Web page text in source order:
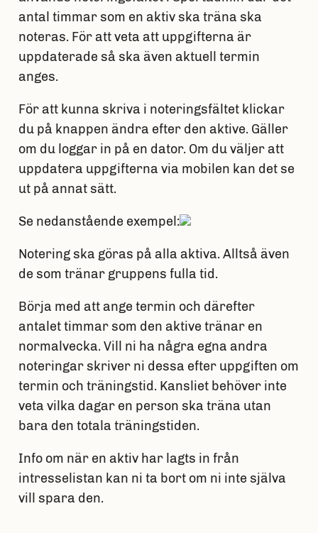
antal timmar som en aktiv ska träna ska
noteras. För att veta att uppgifterna är
uppdaterade så ska även aktuell termin
anges.
För att kunna skriva i noteringsfältet klickar
du på knappen ändra efter den aktive. Gäller
om du loggar in på en dator. Om du väljer att
uppdatera uppgifterna via mobilen kan det se
ut på annat sätt.
Se nedanstående exempel:
Notering ska göras på alla aktiva. Alltså även
de som tränar gruppens fulla tid.
Börja med att ange termin och därefter
antalet timmar som den aktive tränar en
normalvecka. Vill ni ha några egna andra
noteringar skriver ni dessa efter uppgiften om
termin och träningstid. Kansliet behöver inte
veta vilka dagar en person ska träna utan
bara den totala träningstiden.
Info om när en aktiv har lagts in från
intresselistan kan ni ta bort om ni inte själva
vill spara den.